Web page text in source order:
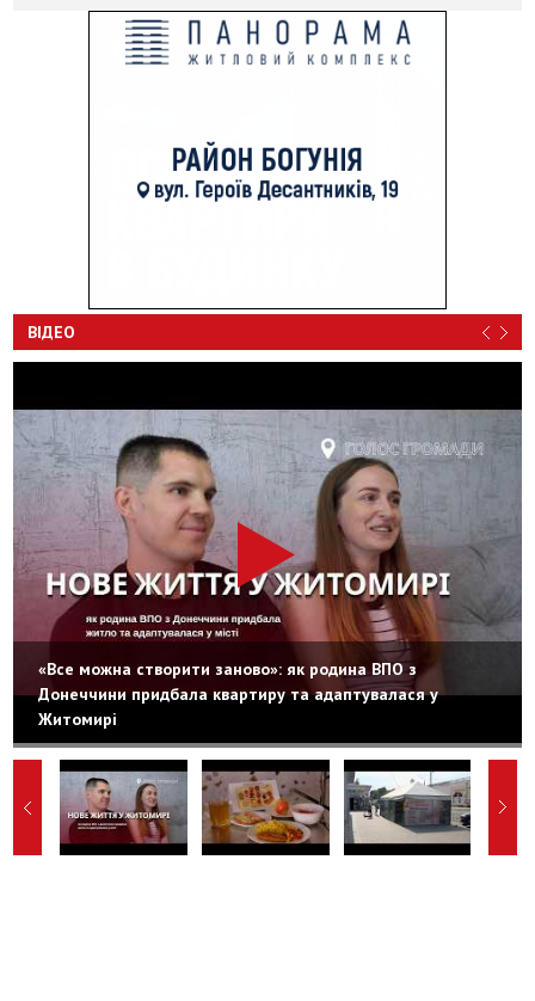
ВІДЕО
«Все можна створити заново»: як родина ВПО з
Донеччини придбала квартиру та адаптувалася у
Житомирі